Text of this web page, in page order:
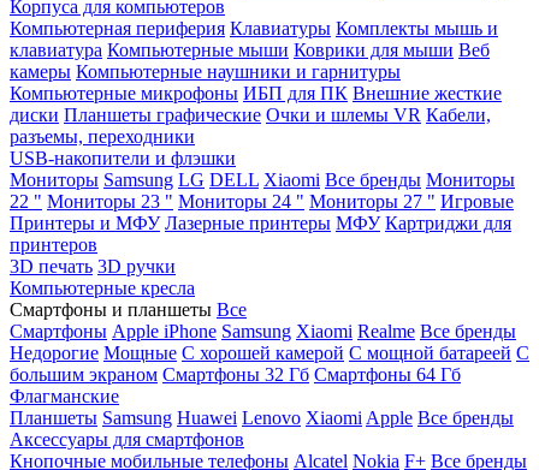
Корпуса для компьютеров
Компьютерная периферия Клавиатуры Комплекты мышь и
клавиатура Компьютерные мыши Коврики для мыши Веб
камеры Компьютерные наушники и гарнитуры
Компьютерные микрофоны ИБП для ПК Внешние жесткие
диски Планшеты графические Очки и шлемы VR Кабели,
разъемы, переходники
USB-накопители и флэшки
Мониторы Samsung LG DELL Xiaomi Все бренды Мониторы
22 " Мониторы 23 " Мониторы 24 " Мониторы 27 " Игровые
Принтеры и МФУ Лазерные принтеры МФУ Картриджи для
принтеров
3D печать 3D ручки
Компьютерные кресла
Смартфоны и планшеты Все
Смартфоны Apple iPhone Samsung Xiaomi Realme Все бренды
Недорогие Мощные С хорошей камерой С мощной батареей С
большим экраном Смартфоны 32 Гб Смартфоны 64 Гб
Флагманские
Планшеты Samsung Huawei Lenovo Xiaomi Apple Все бренды
Аксессуары для смартфонов
Кнопочные мобильные телефоны Alcatel Nokia F+ Все бренды